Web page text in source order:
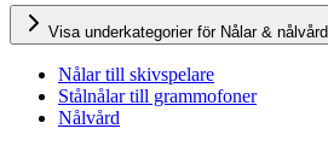
Visa underkategorier för Nålar & nålvård
Nålar till skivspelare
Stålnålar till grammofoner
Nålvård